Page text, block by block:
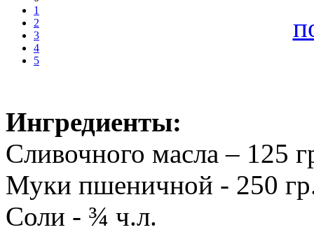
1
2
3
4
5
Ингредиенты:
Сливочного масла – 125
Муки пшеничной - 250
Соли - ¾ ч.л.